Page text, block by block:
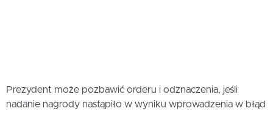
Prezydent może pozbawić orderu i odznaczenia, jeśli
nadanie nagrody nastąpiło w wyniku wprowadzenia w błąd